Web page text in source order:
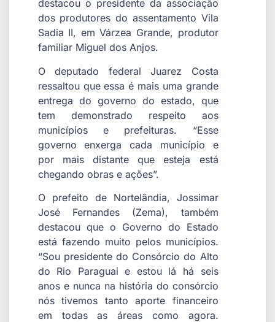
destacou o presidente da associação
dos produtores do assentamento Vila
Sadia II, em Várzea Grande, produtor
familiar Miguel dos Anjos.
O deputado federal Juarez Costa
ressaltou que essa é mais uma grande
entrega do governo do estado, que
tem demonstrado respeito aos
municípios e prefeituras. “Esse
governo enxerga cada município e
por mais distante que esteja está
chegando obras e ações”.
O prefeito de Nortelândia, Jossimar
José Fernandes (Zema), também
destacou que o Governo do Estado
está fazendo muito pelos municípios.
“Sou presidente do Consórcio do Alto
do Rio Paraguai e estou lá há seis
anos e nunca na história do consórcio
nós tivemos tanto aporte financeiro
em todas as áreas como agora.